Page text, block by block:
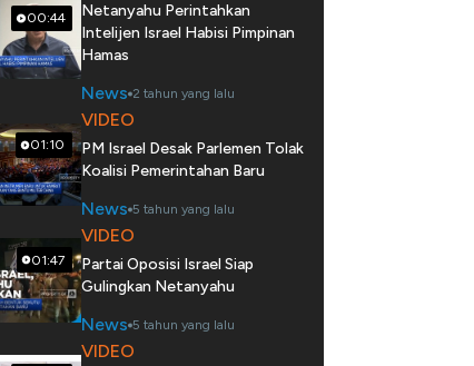
00:44
Netanyahu Perintahkan
Intelijen Israel Habisi Pimpinan
Hamas
News 2 tahun yang lalu
01:10
VIDEO
PM Israel Desak Parlemen Tolak
Koalisi Pemerintahan Baru
News 5 tahun yang lalu
01:47
VIDEO
Partai Oposisi Israel Siap
Gulingkan Netanyahu
News 5 tahun yang lalu
VIDEO